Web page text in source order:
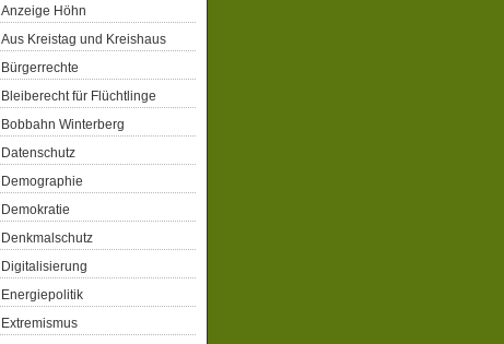
Anzeige Höhn
Aus Kreistag und Kreishaus
Bürgerrechte
Bleiberecht für Flüchtlinge
Bobbahn Winterberg
Datenschutz
Demographie
Demokratie
Denkmalschutz
Digitalisierung
Energiepolitik
Extremismus